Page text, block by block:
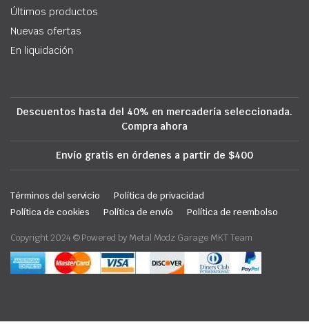
Últimos productos
Nuevas ofertas
En liquidación
Descuentos hasta del 40% en mercadería seleccionada.
Compra ahora
Envío gratis en órdenes a partir de $400
Términos del servicio
Política de privacidad
Política de cookies
Política de envío Política de reembolso
Copyright 2024 © Powered by Metal Modz Garage MKT Team